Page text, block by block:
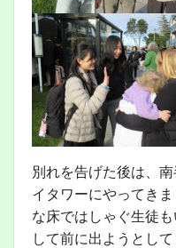
別れを告げた後は、
イタワーにやってき
な床ではしゃぐ生徒
して前に出ようとし